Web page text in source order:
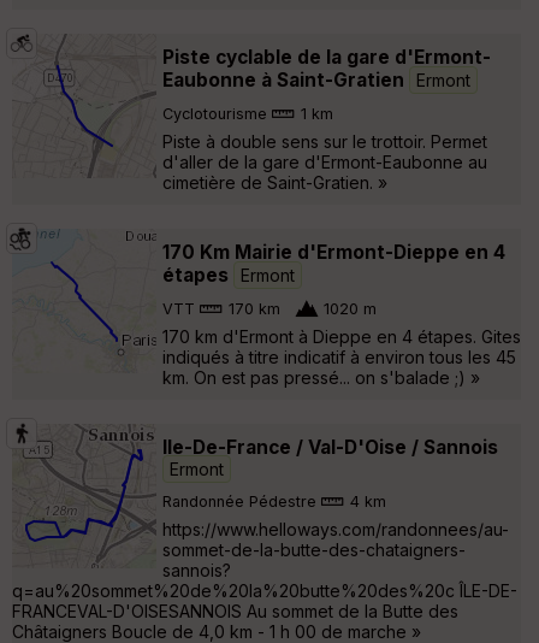
Piste cyclable de la gare d'Ermont-
Eaubonne à Saint-Gratien
Ermont
Cyclotourisme 1 km
Piste à double sens sur le trottoir. Permet
d'aller de la gare d'Ermont-Eaubonne au
cimetière de Saint-Gratien. »
170 Km Mairie d'Ermont-Dieppe en 4
étapes
Ermont
VTT 170 km 1020 m
170 km d'Ermont à Dieppe en 4 étapes. Gites
indiqués à titre indicatif à environ tous les 45
km. On est pas pressé... on s'balade ;) »
Ile-De-France / Val-D'Oise / Sannois
Ermont
Randonnée Pédestre 4 km
https://www.helloways.com/randonnees/au-
sommet-de-la-butte-des-chataigners-
sannois?
q=au%20sommet%20de%20la%20butte%20des%20c ÎLE-DE-
FRANCEVAL-D'OISESANNOIS Au sommet de la Butte des
Châtaigners Boucle de 4,0 km - 1 h 00 de marche »